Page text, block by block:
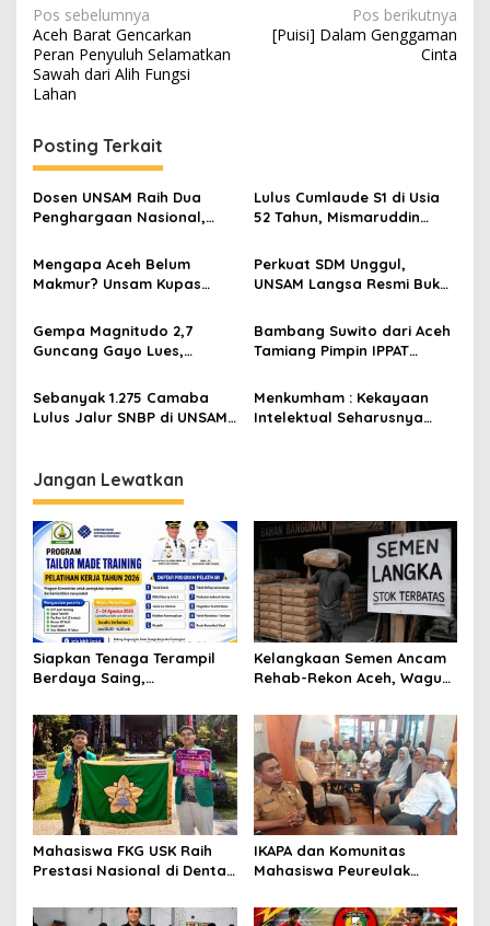
N
a
v
i
g
a
s
i
p
o
s
Pos sebelumnya
Aceh Barat Gencarkan
Peran Penyuluh Selamatkan
Sawah dari Alih Fungsi
Lahan
Pos berikutnya
[Puisi] Dalam Genggaman
Cinta
Posting Terkait
Dosen UNSAM Raih Dua
Penghargaan Nasional,
Berdampak bagi
Masyarakat
Lulus Cumlaude S1 di Usia
52 Tahun, Mismaruddin
Beasiswa S2
Mengapa Aceh Belum
Makmur? Unsam Kupas
Sumber Daya
Perkuat SDM Unggul,
UNSAM Langsa Resmi Buka
Mesin
Gempa Magnitudo 2,7
Guncang Gayo Lues,
Bambang Suwito dari Aceh
Tamiang Pimpin IPPAT
2024–2027
Sebanyak 1.275 Camaba
Lulus Jalur SNBP di UNSAM
Menkumham : Kekayaan
Intelektual Seharusnya
Jangan Lewatkan
Siapkan Tenaga Terampil
Berdaya Saing,
Tamiang Buka Pelatihan
Kerja 2026
Kelangkaan Semen Ancam
Rehab-Rekon Aceh, Wagub
Mahasiswa FKG USK Raih
Prestasi Nasional di Dental
IKAPA dan Komunitas
Mahasiswa Peureulak
Peureulak Raya